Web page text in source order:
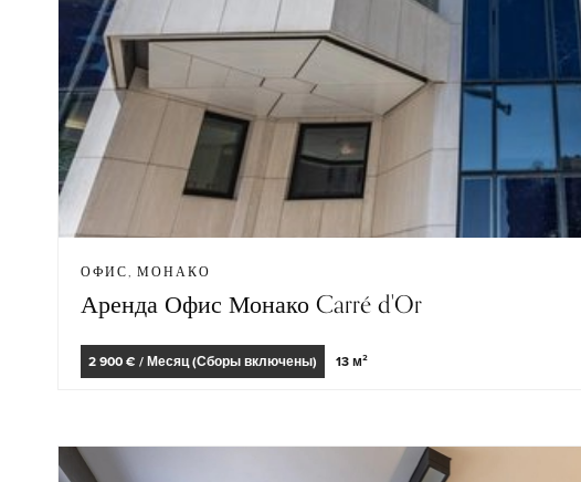
ОФИС, МОНАКО
Аренда Офис Монако Carré d'Or
2 900 € / Месяц (Сборы включены) 13 м²